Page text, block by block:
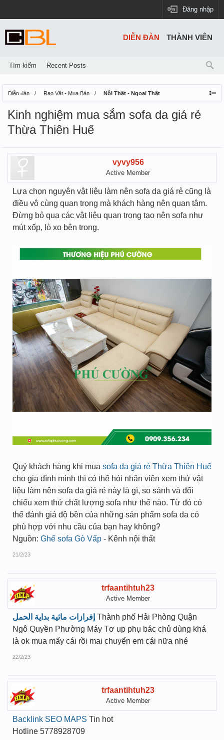
Đăng nhập
Diễn đàn Rao Vặt - Mua Bán Nội Thất - Ngoại Thất
Kinh nghiệm mua sắm sofa da giá rẻ
Thừa Thiên Huế
vyvy956
Active Member
Lựa chọn nguyên vật liệu làm nên sofa da giá rẻ cũng là
điều vô cùng quan trọng mà khách hàng nên quan tâm.
Đừng bỏ qua các vật liệu quan trọng tạo nên sofa như
mút xốp, lò xo bên trong.
Quý khách hàng khi mua sofa da giá rẻ Thừa Thiên Huế
cho gia đình mình thì có thể hỏi nhân viên xem thử vật
liệu làm nên sofa da giá rẻ này là gì, so sánh và đối
chiếu xem thử chất lượng sofa như thế nào. Từ đó có
thể đánh giá độ bền của những sản phẩm sofa da có
phù hợp với nhu cầu của bạn hay không?
Nguồn: Ghế sofa Gò Vấp - Kênh nội thất
21/2/23
trfaantihtuh23
Active Member
إفرازات مائية بداية الحمل Thành phố Hải Phòng Quận
Ngô Quyền Phường Máy Tơ up phụ bác chủ dùng khá
là ok mua mấy cái rồi mai chuyển em cái nữa nhé
22/2/23
trfaantihtuh23
Active Member
Backlink SEO MAPS Tin hot
Hotline 5778928709
DIỄN ĐÀN
Tìm kiếm Recent Posts
THÀNH VIÊN